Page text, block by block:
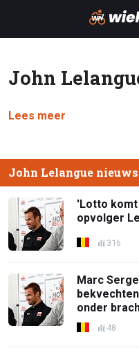
John
Lees meer
John Lelangue nieuws
'Lotto
opvolger
316
Marc
onder
48